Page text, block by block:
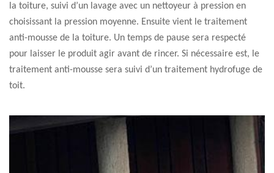
la toiture, suivi d’un lavage avec un nettoyeur à pression en
choisissant la pression moyenne. Ensuite vient le traitement
anti-mousse de la toiture. Un temps de pause sera respecté
pour laisser le produit agir avant de rincer. Si nécessaire est, le
traitement anti-mousse sera suivi d’un traitement hydrofuge de
toit.